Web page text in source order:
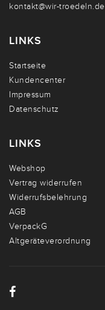
kontakt@wir-troedeln.de
LINKS
Startseite
Kundencenter
Impressum
Datenschutz
LINKS
Webshop
Vertrag widerrufen
Widerrufsbelehrung
AGB
VerpackG
Altgeräteverordnung